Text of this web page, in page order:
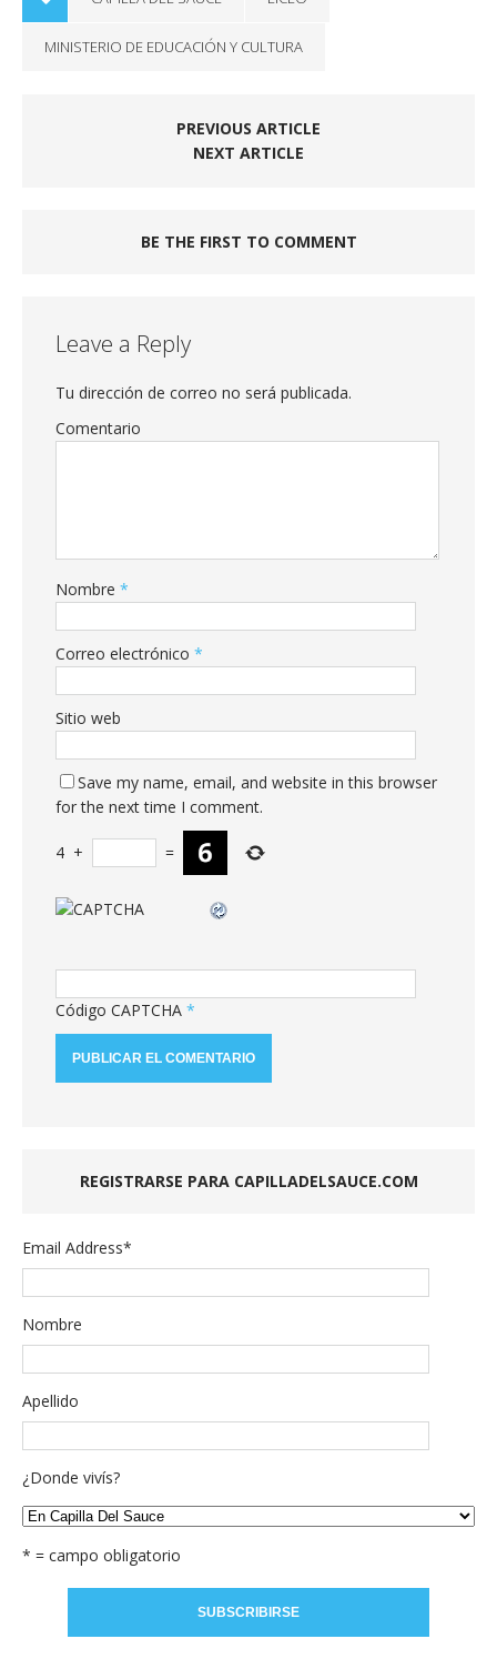
MINISTERIO DE EDUCACIÓN Y CULTURA
PREVIOUS ARTICLE
NEXT ARTICLE
BE THE FIRST TO COMMENT
Leave a Reply
Tu dirección de correo no será publicada.
Comentario
Nombre *
Correo electrónico *
Sitio web
Save my name, email, and website in this browser
for the next time I comment.
4 + =
Código CAPTCHA *
REGISTRARSE PARA CAPILLADELSAUCE.COM
Email Address*
Nombre
Apellido
¿Donde vivís?
* = campo obligatorio